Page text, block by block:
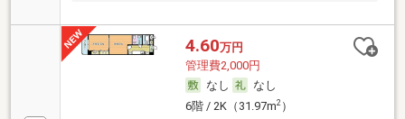
4.60万円
管理費2,000円
なし
なし
6階 / 2K（31.97m2）